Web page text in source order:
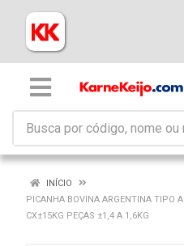
INÍCIO
PICANHA BOVINA ARGENTINA TIPO
CX±15KG PEÇAS ±1,4 A 1,6KG